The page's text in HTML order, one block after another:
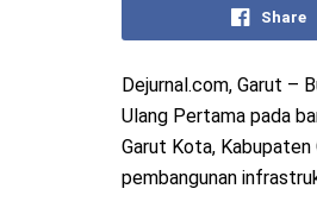
Share
Dejurnal.com, Garut –
Ulang Pertama pada
Garut Kota,
pembangunan